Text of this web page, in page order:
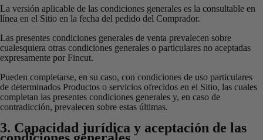
La versión aplicable de las condiciones generales es la consultable en
línea en el Sitio en la fecha del pedido del Comprador.
Las presentes condiciones generales de venta prevalecen sobre
cualesquiera otras condiciones generales o particulares no aceptadas
expresamente por Fincut.
Pueden completarse, en su caso, con condiciones de uso particulares
de determinados Productos o servicios ofrecidos en el Sitio, las cuales
completan las presentes condiciones generales y, en caso de
contradicción, prevalecen sobre estas últimas.
3. Capacidad jurídica y aceptación de las